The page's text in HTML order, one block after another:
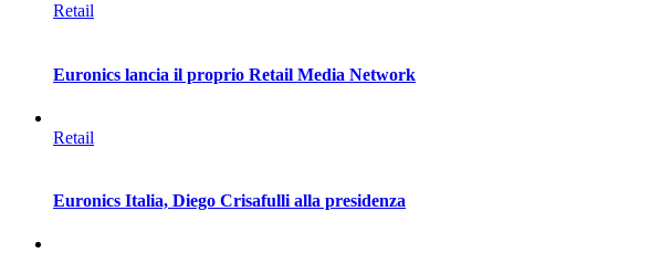
Retail
Euronics lancia il proprio Retail Media Network
Retail
Euronics Italia, Diego Crisafulli alla presidenza